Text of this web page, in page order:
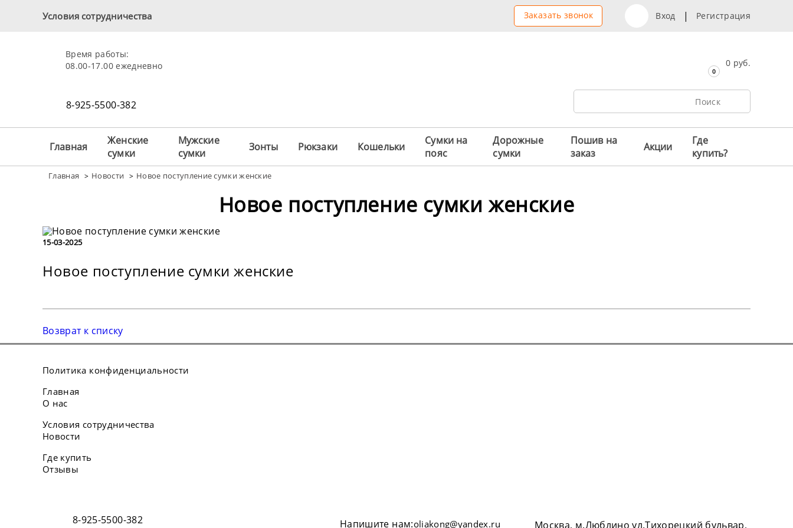
Условия сотрудничества Заказать звонок Вход | Регистрация
Время работы:
08.00-17.00 ежедневно
8-925-5500-382
0
0 руб.
Главная
Женские
сумки
Мужские
сумки
Зонты Рюкзаки Кошельки
Сумки на
пояс
Дорожные
сумки
Пошив на
заказ
Акции
Где
купить?
Главная > Новости > Новое поступление сумки женские
Новое поступление сумки женские
15-03-2025
Новое поступление сумки женские
Возврат к списку
Политика конфиденциальности
Главная
О нас
Условия сотрудничества
Новости
Где купить
Отзывы
8-925-5500-382 Напишите нам:oliakong@yandex.ru Москва, м.Люблино ул.Тихорецкий бульвар,